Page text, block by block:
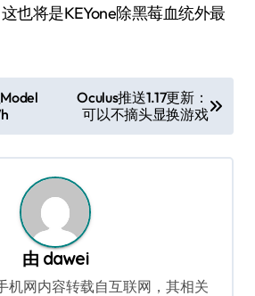
也将是KEYone除黑莓血统外最
Oculus推送1.17更新：
可以不摘头显换游戏
由 dawei
机网内容转载自互联网，其相关